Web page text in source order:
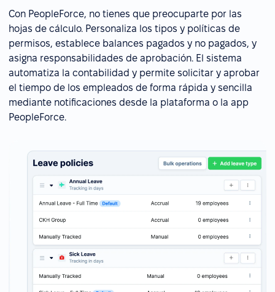
Con PeopleForce, no tienes que preocuparte por las
hojas de cálculo. Personaliza los tipos y políticas de
permisos, establece balances pagados y no pagados, y
asigna responsabilidades de aprobación. El sistema
automatiza la contabilidad y permite solicitar y aprobar
el tiempo de los empleados de forma rápida y sencilla
mediante notificaciones desde la plataforma o la app
PeopleForce.